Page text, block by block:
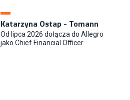
Katarzyna Ostap - Tomann
Od lipca 2026 dołącza do Allegro
jako Chief Financial Officer.